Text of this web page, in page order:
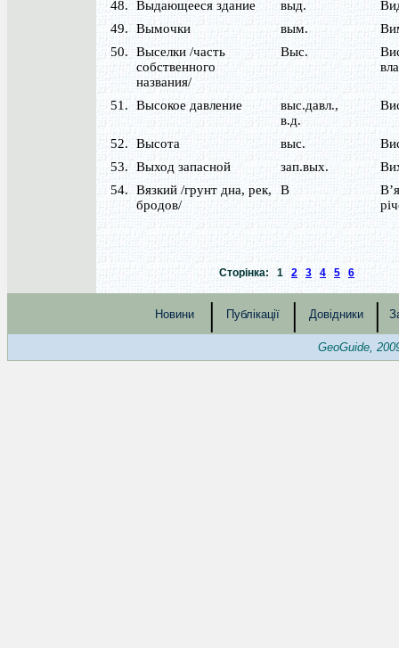
48.
Выдающееся здание выд.
49.
Вымочки вым.
50.
Выселки /часть
собственного
названия/
Выс.
51. Высокое давление
выс.давл.,
в.д.
52. Высота выс.
53.
Выход запасной зап.вых.
54.
Вязкий /грунт дна, рек,
бродов/
В
Сторінка: 1 2 3 4 5 6
Новини | Публікації | Довідники |
GeoGuide,